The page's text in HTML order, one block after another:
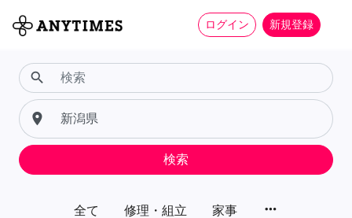
ログイン 新規登録
全て 修理・組立 家事 more_horiz
search
place
検索